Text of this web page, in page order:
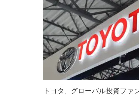
ゲ
ー
シ
ョ
ン
トヨタ、グローバル投資ファ